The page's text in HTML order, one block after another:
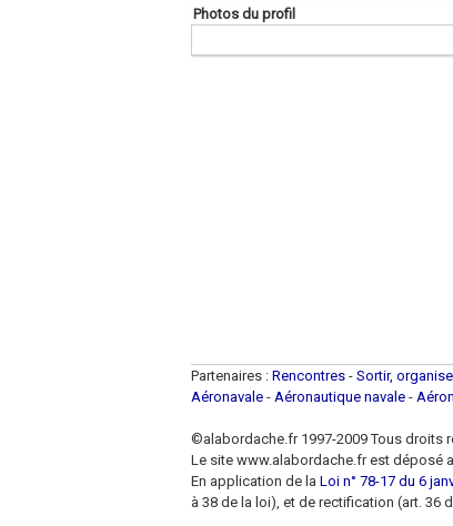
Photos du profil
Partenaires : Rencontres - Sortir,
Aéronavale - Aéronautique navale -
©alabordache.fr 1997-2009 Tous droits
Le site www.alabordache.fr est déposé
En application de la Loi n° 78-17 du 6
à 38 de la loi), et de rectification (art. 36